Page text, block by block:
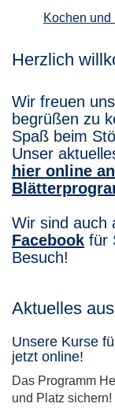
Kochen und
Herzlich
Wir freuen
begrüßen zu
Spaß beim
Unser
hier online
Wir sind auch
Facebook für
Besuch!
Aktuelles
Unsere Kurse
jetzt online!
Das Programm
und Platz sichern!